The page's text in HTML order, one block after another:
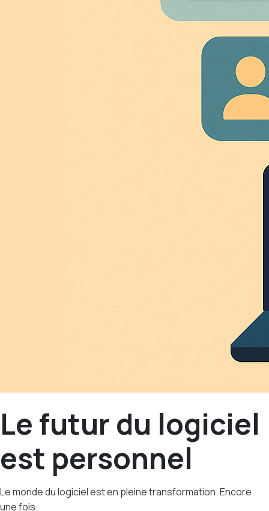
Le futur du logiciel
est personnel
Le monde du logiciel est en pleine transformation. Encore
une fois.